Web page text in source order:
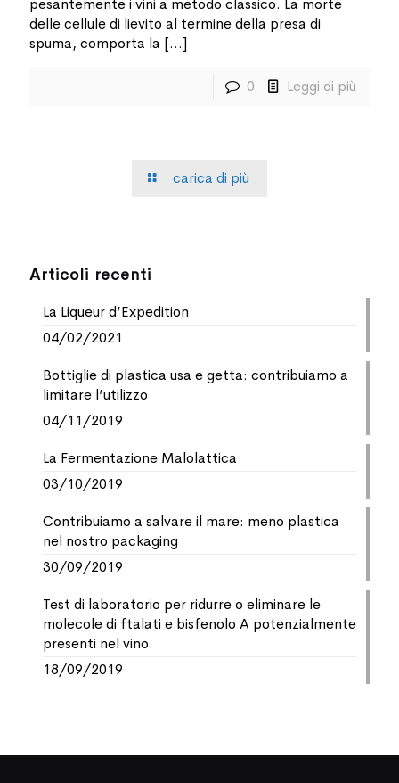
pesantemente i vini a metodo classico. La morte
delle cellule di lievito al termine della presa di
spuma, comporta la […]
0 Leggi di più
carica di più
Articoli recenti
La Liqueur d’Expedition
04/02/2021
Bottiglie di plastica usa e getta: contribuiamo a
limitare l’utilizzo
04/11/2019
La Fermentazione Malolattica
03/10/2019
Contribuiamo a salvare il mare: meno plastica
nel nostro packaging
30/09/2019
Test di laboratorio per ridurre o eliminare le
molecole di ftalati e bisfenolo A potenzialmente
presenti nel vino.
18/09/2019